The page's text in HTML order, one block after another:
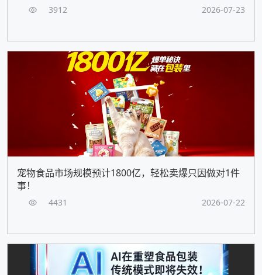
3912 2026-07-23
宠物食品市场规模预计1800亿，轻松卖爆只因做对1件
事！
4431 2026-07-22